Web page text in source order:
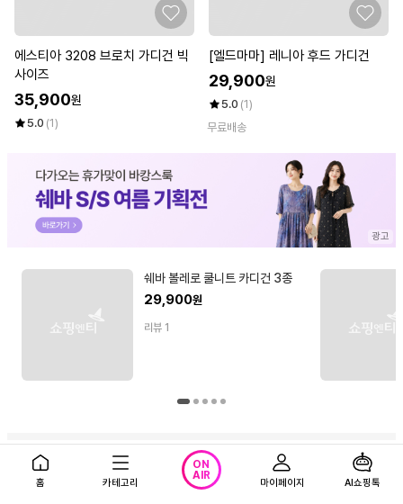
에스티아 3208 브로치 가디건 빅
사이즈
35,900원
5.0 (1)
[엘드마마] 레니아 후드 가디건
29,900원
5.0 (1)
무료배송
쉐바 볼레로 쿨니트 카디건 3종
29,900원
리뷰 1
홈 카테고리
ON
AIR
마이페이지 AI쇼핑톡